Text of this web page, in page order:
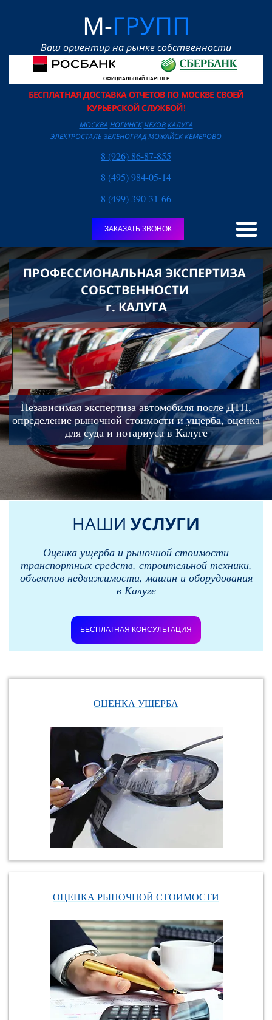
М-ГРУПП
Ваш ориентир на рынке собственности
ОФИЦИАЛЬНЫЙ ПАРТНЕР
БЕСПЛАТНАЯ ДОСТАВКА ОТЧЕТОВ ПО МОСКВЕ СВОЕЙ
КУРЬЕРСКОЙ СЛУЖБОЙ!
МОСКВА НОГИНСК ЧЕХОВ КАЛУГА
ЭЛЕКТРОСТАЛЬ ЗЕЛЕНОГРАДМОЖАЙСККЕМЕРОВО
8 (926) 86-87-855
8 (495) 984-05-14
8 (499) 390-31-66
ЗАКАЗАТЬ ЗВОНОК
ПРОФЕССИОНАЛЬНАЯ ЭКСПЕРТИЗА
СОБСТВЕННОСТИ
г. КАЛУГА
Независимая экспертиза автомобиля после ДТП,
определение рыночной стоимости и ущерба, оценка
для суда и нотариуса в Калуге
НАШИ УСЛУГИ
Оценка ущерба и рыночной стоимости
транспортных средств, строительной техники,
объектов недвижимости, машин и оборудования
в Калуге
БЕСПЛАТНАЯ КОНСУЛЬТАЦИЯ
ОЦЕНКА УЩЕРБА
ОЦЕНКА РЫНОЧНОЙ СТОИМОСТИ